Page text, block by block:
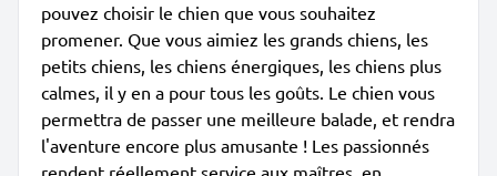
pouvez choisir le chien que vous souhaitez
promener. Que vous aimiez les grands chiens, les
petits chiens, les chiens énergiques, les chiens plus
calmes, il y en a pour tous les goûts. Le chien vous
permettra de passer une meilleure balade, et rendra
l'aventure encore plus amusante ! Les passionnés
rendent réellement service aux maîtres, en